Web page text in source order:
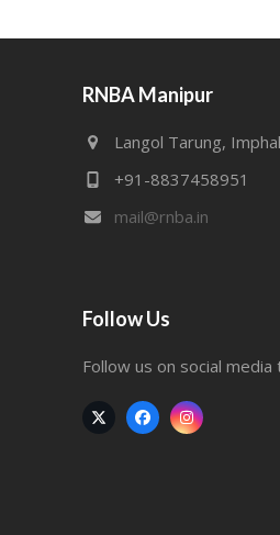
RNBA Manipur
Langol Tarung,
+91-8837458951
mail@rnba.in
Follow Us
Follow us on social
Twitter
(deprecated)
FacebookInstagram